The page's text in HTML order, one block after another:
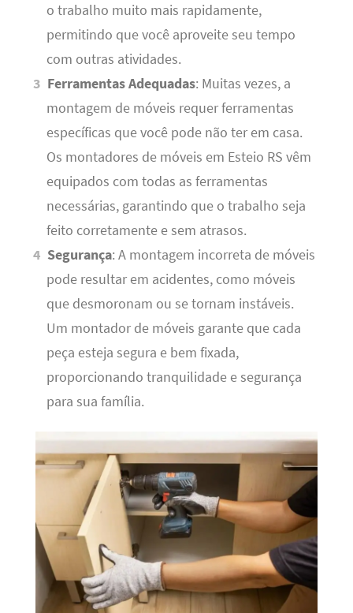
o trabalho muito mais rapidamente,
permitindo que você aproveite seu tempo
com outras atividades.
Ferramentas Adequadas: Muitas vezes, a
montagem de móveis requer ferramentas
específicas que você pode não ter em casa.
Os montadores de móveis em Esteio RS vêm
equipados com todas as ferramentas
necessárias, garantindo que o trabalho seja
feito corretamente e sem atrasos.
Segurança: A montagem incorreta de móveis
pode resultar em acidentes, como móveis
que desmoronam ou se tornam instáveis.
Um montador de móveis garante que cada
peça esteja segura e bem fixada,
proporcionando tranquilidade e segurança
para sua família.